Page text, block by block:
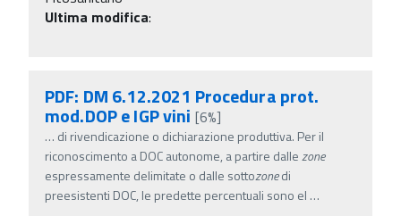
Ultima modifica:
PDF: DM 6.12.2021 Procedura prot.
mod.DOP e IGP vini [6%]
… di rivendicazione o dichiarazione produttiva. Per il
riconoscimento a DOC autonome, a partire dallezone
espressamente delimitate o dalle sottozonedi
preesistenti DOC, le predette percentuali sono el …